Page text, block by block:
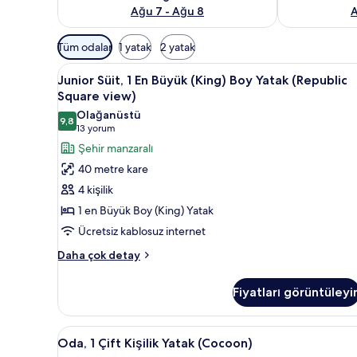
Ağu 7 - Ağu 8
Odalar
için
mevcut
filtreler
Tüm odalar 1 yatak 2 yatak
Junior
Süit,
1
En
Büyük
(King)
Boy
Yatak
(Republic
Square
view)
fotoğrafları
görün
Junior Süit, 1 En Büyük
8
Junior Süit, 1 En Büyük (King) Boy Yatak (Republic
Square view)
9,89,8 / 10
Olağanüstü
13 yorum
(13
yorum)
Şehir manzaralı
40 metre kare
4 kişilik
1 en Büyük Boy (King) Yatak
Ücretsiz kablosuz internet
Daha çok detay
Junior
Büyük
(King)
Boy
Fiyatları
Oda,
1
Oda, 1 Çift Kişilik Yatak
7
Oda, 1 Çift Kişilik Yatak (Cocoon)